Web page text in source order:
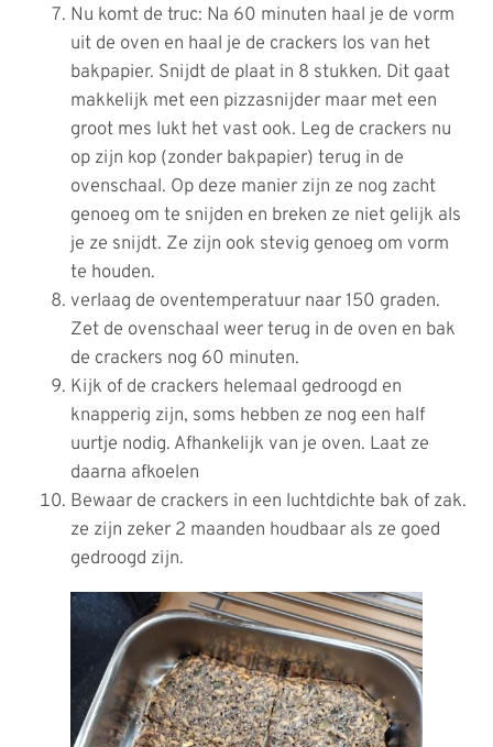
Nu komt de truc: Na 60 minuten haal je de vorm
uit de oven en haal je de crackers los van het
bakpapier. Snijdt de plaat in 8 stukken. Dit gaat
makkelijk met een pizzasnijder maar met een
groot mes lukt het vast ook. Leg de crackers nu
op zijn kop (zonder bakpapier) terug in de
ovenschaal. Op deze manier zijn ze nog zacht
genoeg om te snijden en breken ze niet gelijk als
je ze snijdt. Ze zijn ook stevig genoeg om vorm
te houden.
verlaag de oventemperatuur naar 150 graden.
Zet de ovenschaal weer terug in de oven en bak
de crackers nog 60 minuten.
Kijk of de crackers helemaal gedroogd en
knapperig zijn, soms hebben ze nog een half
uurtje nodig. Afhankelijk van je oven. Laat ze
daarna afkoelen
Bewaar de crackers in een luchtdichte bak of zak.
ze zijn zeker 2 maanden houdbaar als ze goed
gedroogd zijn.